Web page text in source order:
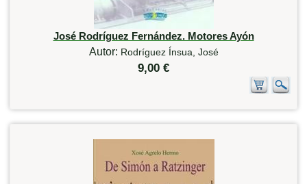
José Rodríguez Fernández. Motores Ayón
Autor: Rodríguez Ínsua, José
9,00 €